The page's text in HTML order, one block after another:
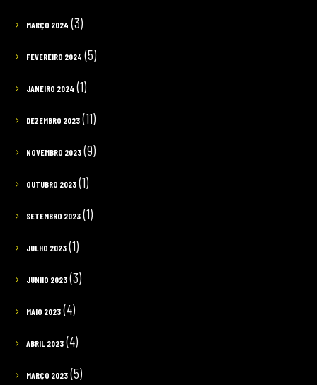
MARÇO 2024 (3)
FEVEREIRO 2024 (5)
JANEIRO 2024 (1)
DEZEMBRO 2023(11)
NOVEMBRO 2023(9)
OUTUBRO 2023(1)
SETEMBRO 2023(1)
JULHO 2023(1)
JUNHO 2023(3)
MAIO 2023(4)
ABRIL 2023(4)
MARÇO 2023(5)